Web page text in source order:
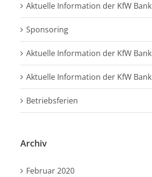
Aktuelle Information der KfW Bank
Sponsoring
Aktuelle Information der KfW Bank
Aktuelle Information der KfW Bank
Betriebsferien
Archiv
Februar 2020